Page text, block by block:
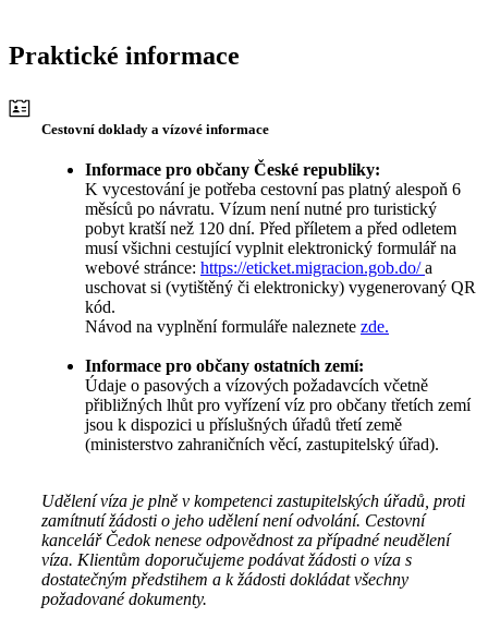
Praktické informace
Cestovní doklady a vízové informace
Informace pro občany České republiky:
K vycestování je potřeba cestovní pas platný alespoň 6
měsíců po návratu. Vízum není nutné pro turistický
pobyt kratší než 120 dní. Před příletem a před odletem
musí všichni cestující vyplnit elektronický formulář na
webové stránce: https://eticket.migracion.gob.do/a
uschovat si (vytištěný či elektronicky) vygenerovaný QR
kód.
Návod na vyplnění formuláře naleznete zde.
Informace pro občany ostatních zemí:
Údaje o pasových a vízových požadavcích včetně
přibližných lhůt pro vyřízení víz pro občany třetích zemí
jsou k dispozici u příslušných úřadů třetí země
(ministerstvo zahraničních věcí, zastupitelský úřad).
Udělení víza je plně v kompetenci zastupitelských úřadů, proti
zamítnutí žádosti o jeho udělení není odvolání. Cestovní
kancelář Čedok nenese odpovědnost za případné neudělení
víza. Klientům doporučujeme podávat žádosti o víza s
dostatečným předstihem a k žádosti dokládat všechny
požadované dokumenty.